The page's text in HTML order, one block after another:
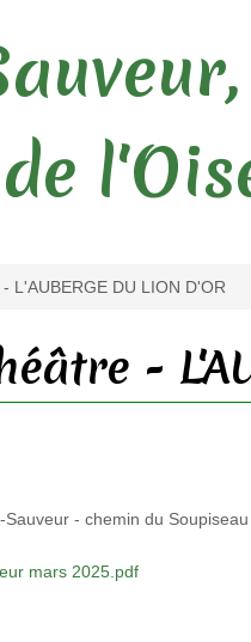
L'AUBERGE DU LION D'OR
-
- chemin du Soupiseau
mars 2025.pdf